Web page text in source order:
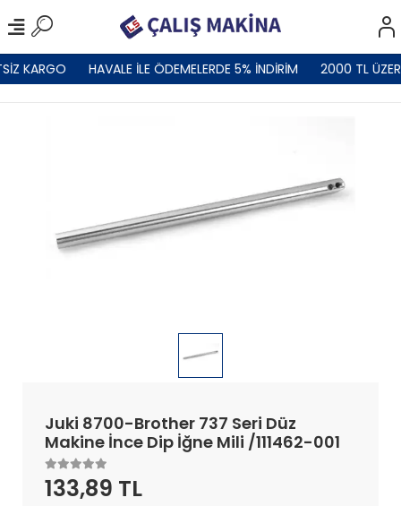
KARGO HAVALE İLE ÖDEMELERDE 5% İNDİRİM 2000 TL
Juki 8700-Brother 737 Seri Düz
Makine İnce Dip İğne Mili /111462-001
133,89 TL